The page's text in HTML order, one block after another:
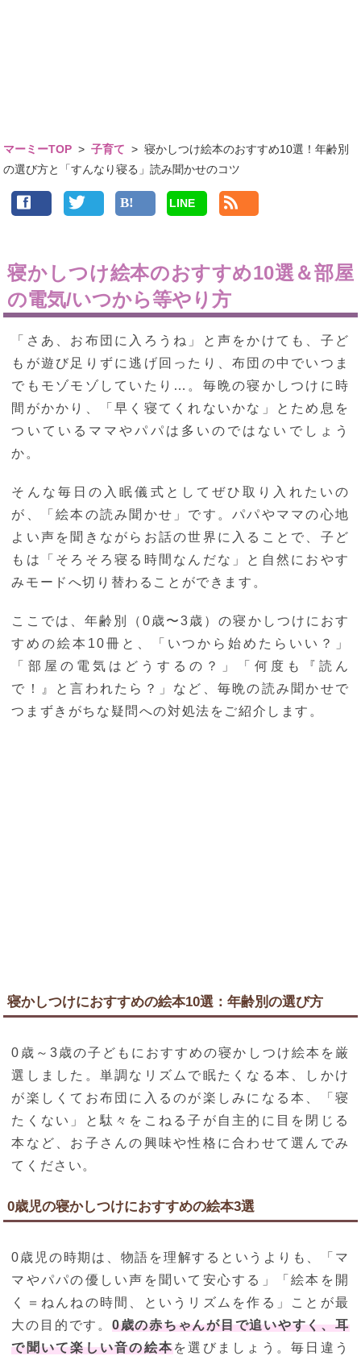
マーミーTOP >子育て >寝かしつけ絵本のおすすめ10選！年齢別
の選び方と「すんなり寝る」読み聞かせのコツ
LINE
寝かしつけ絵本のおすすめ10選＆部屋
の電気/いつから等やり方
「さあ、お布団に入ろうね」と声をかけても、子ど
もが遊び足りずに逃げ回ったり、布団の中でいつま
でもモゾモゾしていたり…。毎晩の寝かしつけに時
間がかかり、「早く寝てくれないかな」とため息を
ついているママやパパは多いのではないでしょう
か。
そんな毎日の入眠儀式としてぜひ取り入れたいの
が、「絵本の読み聞かせ」です。パパやママの心地
よい声を聞きながらお話の世界に入ることで、子ど
もは「そろそろ寝る時間なんだな」と自然におやす
みモードへ切り替わることができます。
ここでは、年齢別（0歳〜3歳）の寝かしつけにおす
すめの絵本10冊と、「いつから始めたらいい？」
「部屋の電気はどうするの？」「何度も『読ん
で！』と言われたら？」など、毎晩の読み聞かせで
つまずきがちな疑問への対処法をご紹介します。
寝かしつけにおすすめの絵本10選：年齢別の選び方
0歳～3歳の子どもにおすすめの寝かしつけ絵本を厳
選しました。単調なリズムで眠たくなる本、しかけ
が楽しくてお布団に入るのが楽しみになる本、「寝
たくない」と駄々をこねる子が自主的に目を閉じる
本など、お子さんの興味や性格に合わせて選んでみ
てください。
0歳児の寝かしつけにおすすめの絵本3選
0歳児の時期は、物語を理解するというよりも、「マ
マやパパの優しい声を聞いて安心する」「絵本を開
く＝ねんねの時間、というリズムを作る」ことが最
大の目的です。 0歳の赤ちゃんが目で追いやすく、耳
で聞いて楽しい音の絵本を選びましょう。毎日違う